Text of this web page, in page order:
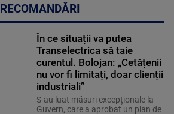
RECOMANDĂRI
În ce situații va putea
Transelectrica să taie
curentul. Bolojan: „Cetățenii
nu vor fi limitați, doar clienții
industriali”
S-au luat măsuri excepționale la
Guvern, care a aprobat un plan de